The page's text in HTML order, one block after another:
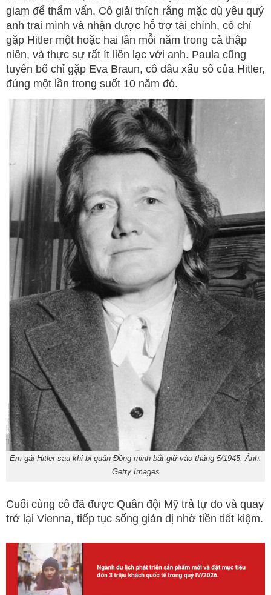
giam để thẩm vấn. Cô giải thích rằng mặc dù yêu quý
anh trai mình và nhận được hỗ trợ tài chính, cô chỉ
gặp Hitler một hoặc hai lần mỗi năm trong cả thập
niên, và thực sự rất ít liên lạc với anh. Paula cũng
tuyên bố chỉ gặp Eva Braun, cô dâu xấu số của Hitler,
đúng một lần trong suốt 10 năm đó.
Em gái Hitler sau khi bị quân Đồng minh bắt giữ vào tháng 5/1945. Ảnh:
Getty Images
Cuối cùng cô đã được Quân đội Mỹ trả tự do và quay
trở lại Vienna, tiếp tục sống giản dị nhờ tiền tiết kiệm.